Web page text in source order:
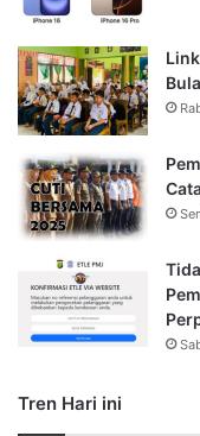
Tren Hari ini